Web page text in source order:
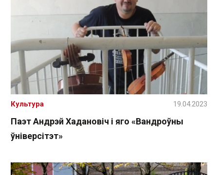
Паэт Андрэй Хадановіч і яго «Вандроўны
ўніверсітэт»
Культура 19.04.2023